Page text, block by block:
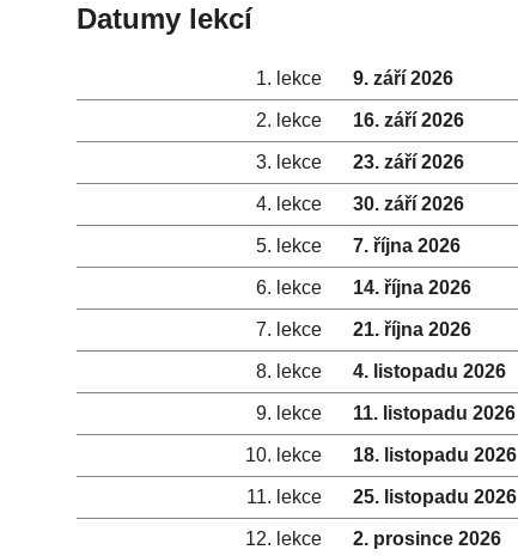
Datumy lekcí
1. lekce 9. září 2026
2. lekce 16. září 2026
3. lekce 23. září 2026
4. lekce 30. září 2026
5. lekce 7. října 2026
6. lekce 14. října 2026
7. lekce 21. října 2026
8. lekce 4. listopadu 2026
9. lekce 11. listopadu 2026
10. lekce 18. listopadu 2026
11. lekce 25. listopadu 2026
12. lekce 2. prosince 2026